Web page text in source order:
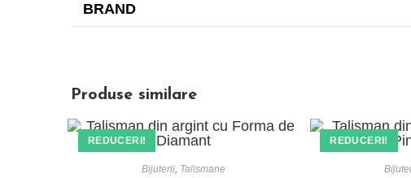
BRAND
Produse similare
REDUCERI!
Bijuterii, Talismane
REDUCERI!